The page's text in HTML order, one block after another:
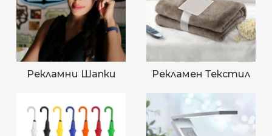
Рекламни Шапки Рекламен Текстил